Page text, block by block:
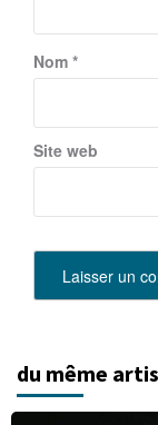
Nom *
Site web
du même